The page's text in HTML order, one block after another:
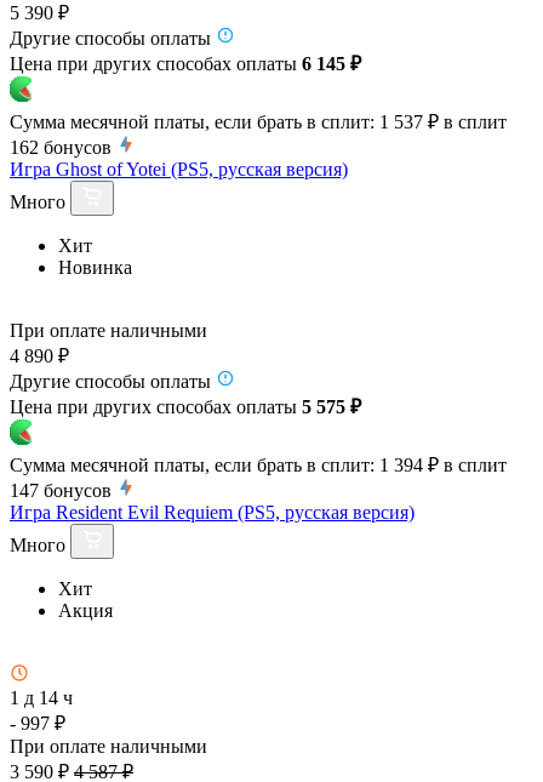
5 390 ₽
Другие способы оплаты
Цена при других способах оплаты 6 145 ₽
Сумма месячной платы, если брать в сплит: 1 537 ₽ в сплит
162 бонусов
Игра Ghost of Yotei (PS5, русская версия)
Много
Хит
Новинка
При оплате наличными
4 890 ₽
Другие способы оплаты
Цена при других способах оплаты 5 575 ₽
Сумма месячной платы, если брать в сплит: 1 394 ₽ в сплит
147 бонусов
Игра Resident Evil Requiem (PS5, русская версия)
Много
Хит
Акция
1 д 14 ч
- 997 ₽
При оплате наличными
3 590 ₽ 4 587 ₽